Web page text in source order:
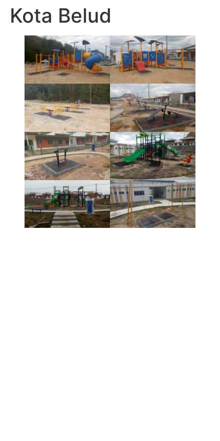
Kota Belud